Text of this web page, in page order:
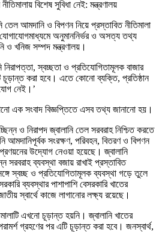
তেল আমদানি ও বিপণন নিয়ে প্রস্তাবিত নীতিমালা
যোগাযোগমাধ্যমে অনুমাননির্ভর ও অসত্য তথ্য
ও খনিজ সম্পদ মন্ত্রণালয়।
নিরাপত্তা, স্বচ্ছতা ও প্রতিযোগিতামূলক বাজার
চূড়ান্ত করা হবে। এতে কোনো ব্যক্তি, প্রতিষ্ঠান
নেই।’
এক সংবাদ বিজ্ঞপ্তিতে এসব তথ্য জানানো হয়।
ও নিরাপদ জ্বালানি তেল সরবরাহ নিশ্চিত করতে
আমদানিপূর্বক সংরক্ষণ, পরিবহন, বিতরণ ও বিপণন
উদ্যোগ নেওয়া হয়েছে। জ্বালানি
সরবরাহ ব্যবস্থা বজায় রাখাই প্রস্তাবিত
স্বচ্ছ ও প্রতিযোগিতামূলক ব্যবস্থা গড়ে তুলে
ব্যবস্থার পাশাপাশি বেসরকারি খাতের
স্বার্থে কাজে লাগানোর লক্ষ্য রয়েছে।
এখনো চূড়ান্ত হয়নি। জ্বালানি খাতের
গ্রহণের পর এটি চূড়ান্ত করা হবে। জনস্বার্থ,